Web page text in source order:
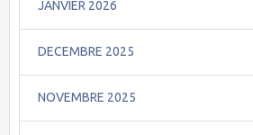
JANVIER 2026
DECEMBRE 2025
NOVEMBRE 2025